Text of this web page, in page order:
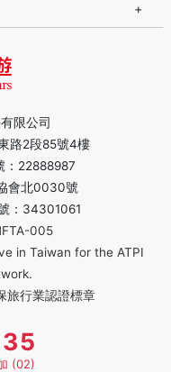
限公司
路2段85號4樓
：22888987
會北0030號
：34301061
005
in Taiwan for the ATPI
旅行業認證標章
(02)